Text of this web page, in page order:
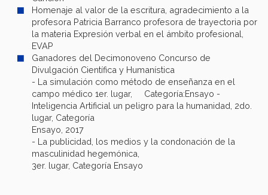
Homenaje al valor de la escritura, agradecimiento a la
profesora Patricia Barranco profesora de trayectoria por
la materia Expresión verbal en el ámbito profesional,
EVAP
Ganadores del Decimonoveno Concurso de
Divulgación Científica y Humanística
- La simulación como método de enseñanza en el
campo médico 1er. lugar, Categoría:Ensayo -
Inteligencia Artificial un peligro para la humanidad, 2do.
lugar, Categoría
Ensayo, 2017
- La publicidad, los medios y la condonación de la
masculinidad hegemónica,
3er. lugar, Categoría Ensayo